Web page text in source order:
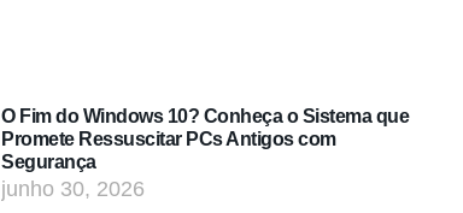
O Fim do Windows 10? Conheça o Sistema que
Promete Ressuscitar PCs Antigos com
Segurança
junho 30, 2026